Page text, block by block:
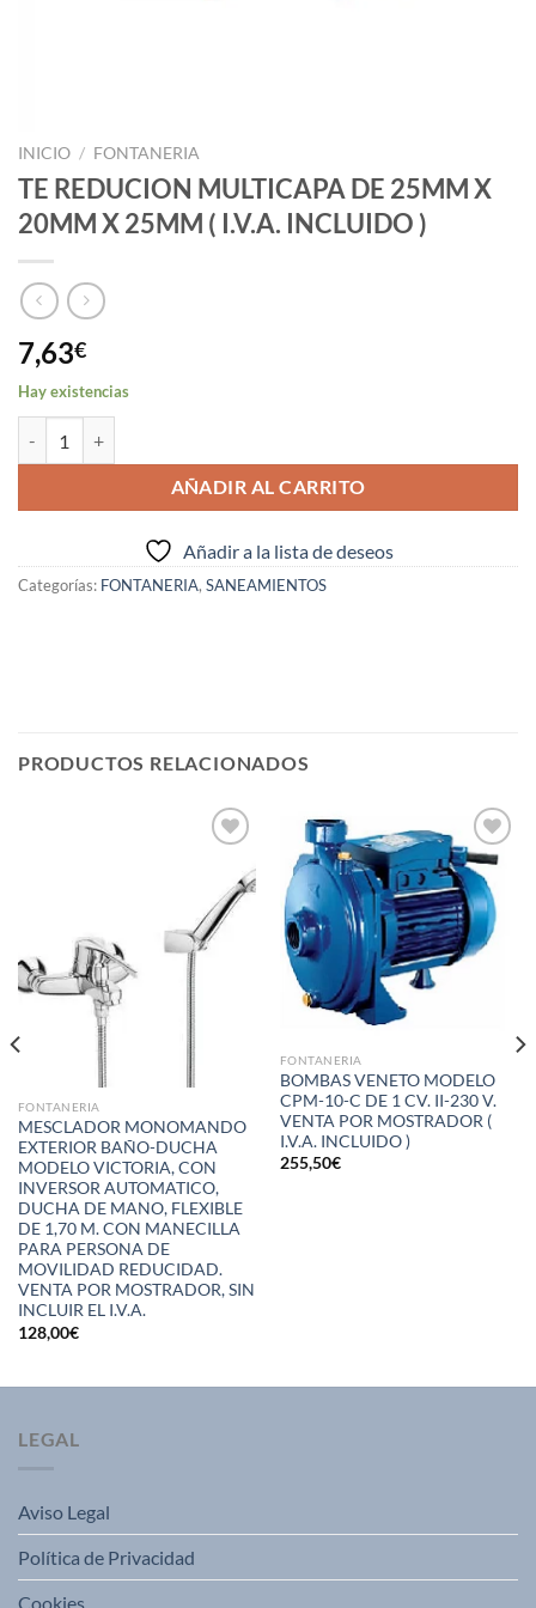
INICIO / FONTANERIA
TE REDUCION MULTICAPA DE 25MM X
20MM X 25MM ( I.V.A. INCLUIDO )
7,63€
Hay existencias
AÑADIR AL CARRITO
Añadir a la lista de deseos
Categorías: FONTANERIA, SANEAMIENTOS
PRODUCTOS RELACIONADOS
lista de
deseos
FONTANERIA
MESCLADOR MONOMANDO
EXTERIOR BAÑO-DUCHA
MODELO VICTORIA, CON
INVERSOR AUTOMATICO,
DUCHA DE MANO, FLEXIBLE
DE 1,70 M. CON MANECILLA
PARA PERSONA DE
MOVILIDAD REDUCIDAD.
VENTA POR MOSTRADOR, SIN
INCLUIR EL I.V.A.
128,00€
Añadir
a la
lista de
deseos
FONTANERIA
BOMBAS VENETO MODELO
CPM-10-C DE 1 CV. II-230 V.
VENTA POR MOSTRADOR (
I.V.A. INCLUIDO )
255,50€
LEGAL
Aviso Legal
Política de Privacidad
Cookies